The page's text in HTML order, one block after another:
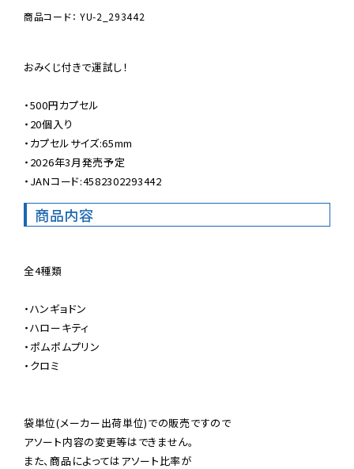
商品コード： YU-2_293442
おみくじ付きで運試し！
・500円カプセル
・20個入り
・カプセルサイズ:65mm
・2026年3月発売予定
・JANコード:4582302293442
商品内容
全4種類
・ハンギョドン
・ハローキティ
・ポムポムプリン
・クロミ
袋単位(メーカー出荷単位)での販売ですので
アソート内容の変更等はできません。
また、商品によってはアソート比率が